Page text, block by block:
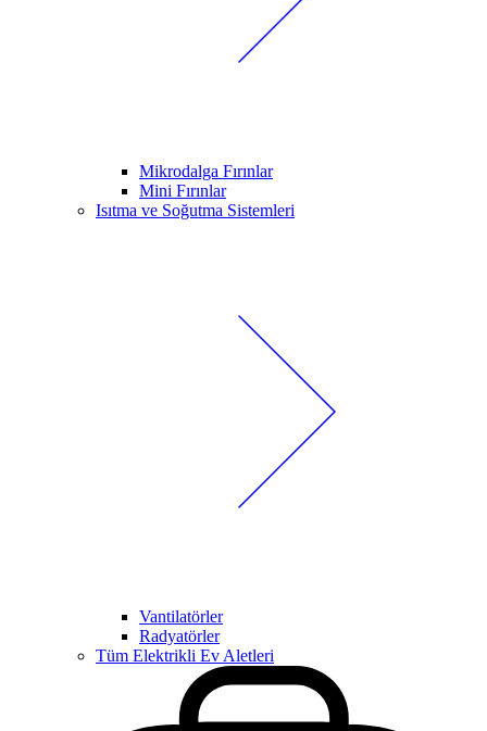
Mikrodalga Fırınlar
Mini Fırınlar
Isıtma ve Soğutma Sistemleri
Vantilatörler
Radyatörler
Tüm Elektrikli Ev Aletleri